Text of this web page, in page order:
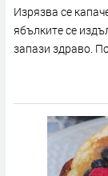
Изрязва се
ябълките се
запази здраво.